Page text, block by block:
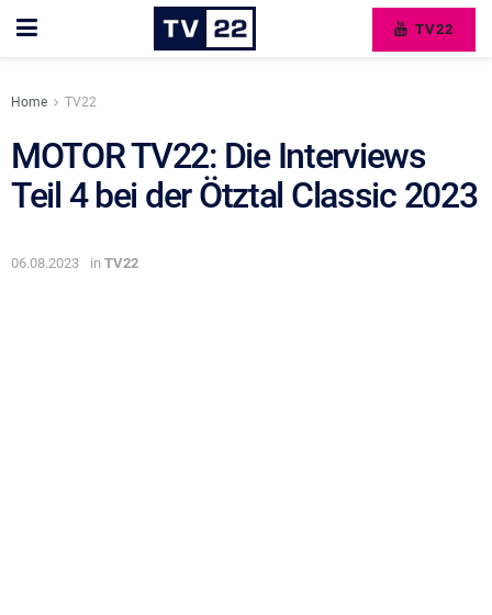
TV22
Home TV22
MOTOR TV22: Die Interviews
Teil 4 bei der Ötztal Classic 2023
06.08.2023 in TV22